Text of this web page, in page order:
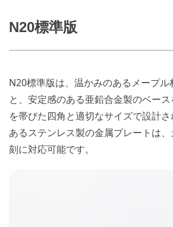
N20標準版
N20標準版は、温かみのあるメープ
と、安定感のある亜鉛合金製のベー
を帯びた四角と適切なサイズで設計
あるステンレス製の金属プレートは
刻に対応可能です。